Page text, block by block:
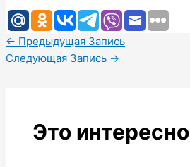
← Предыдущая Запись
Следующая Запись →
Это интересно